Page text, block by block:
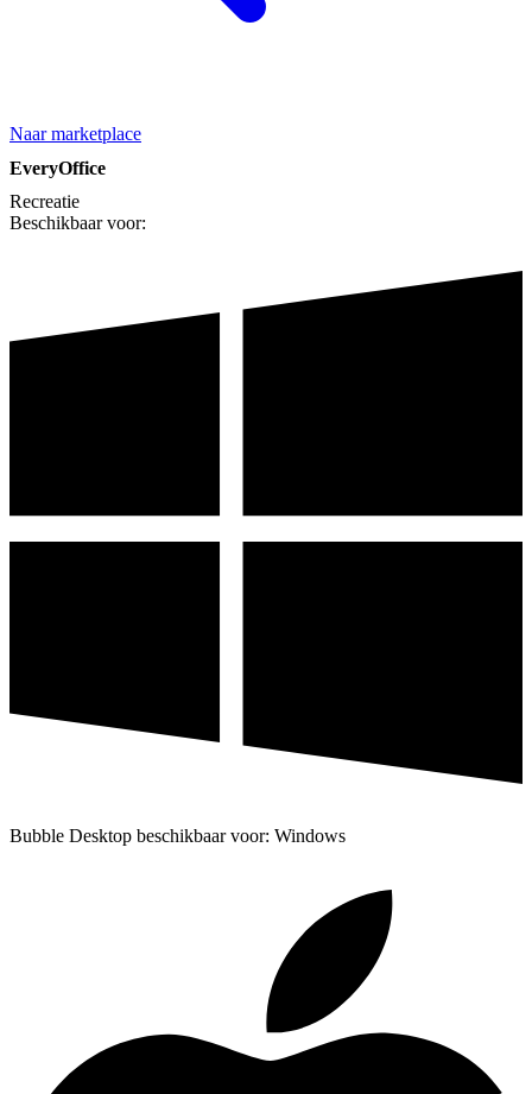
Naar marketplace
EveryOffice
Recreatie
Beschikbaar voor:
Bubble Desktop beschikbaar voor: Windows